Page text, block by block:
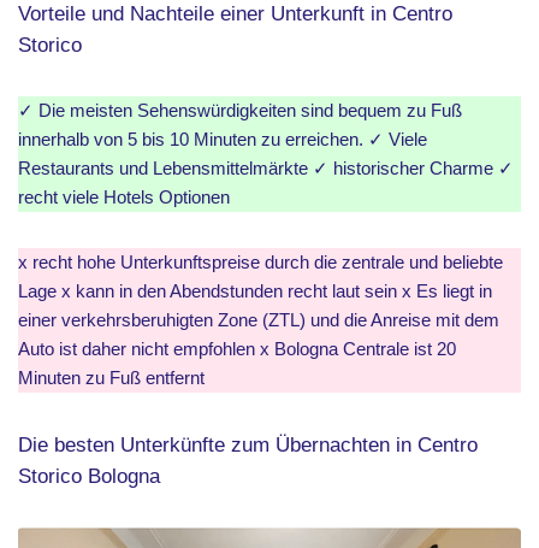
Vorteile und Nachteile einer Unterkunft in Centro
Storico
✓ Die meisten Sehenswürdigkeiten sind bequem zu Fuß
innerhalb von 5 bis 10 Minuten zu erreichen. ✓ Viele
Restaurants und Lebensmittelmärkte ✓ historischer Charme ✓
recht viele Hotels Optionen
x recht hohe Unterkunftspreise durch die zentrale und beliebte
Lage x kann in den Abendstunden recht laut sein x Es liegt in
einer verkehrsberuhigten Zone (ZTL) und die Anreise mit dem
Auto ist daher nicht empfohlen x Bologna Centrale ist 20
Minuten zu Fuß entfernt
Die besten Unterkünfte zum Übernachten in Centro
Storico Bologna